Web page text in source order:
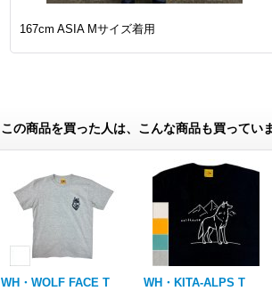
167cm ASIA Mサイズ着用
この商品を買った人は、こんな商品も買ってい
WH・WOLF FACE T
WH・KITA-ALPS T